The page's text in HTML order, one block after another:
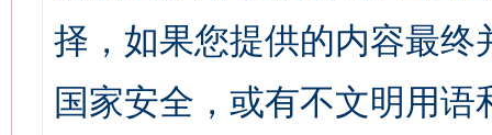
择，如果您提供的内容最
国家安全，或有不文明用